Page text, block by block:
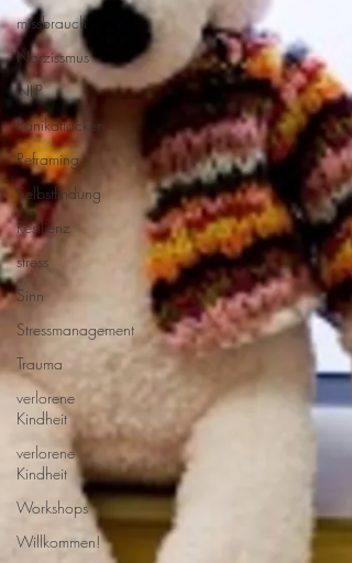
missbrauch
Narzissmus
NLP
Panikattacken
Reframing
Selbstfindung
Resilienz
stress
Sinn
Stressmanagement
Trauma
verlorene
Kindheit
verlorene
Kindheit
Workshops
Willkommen!